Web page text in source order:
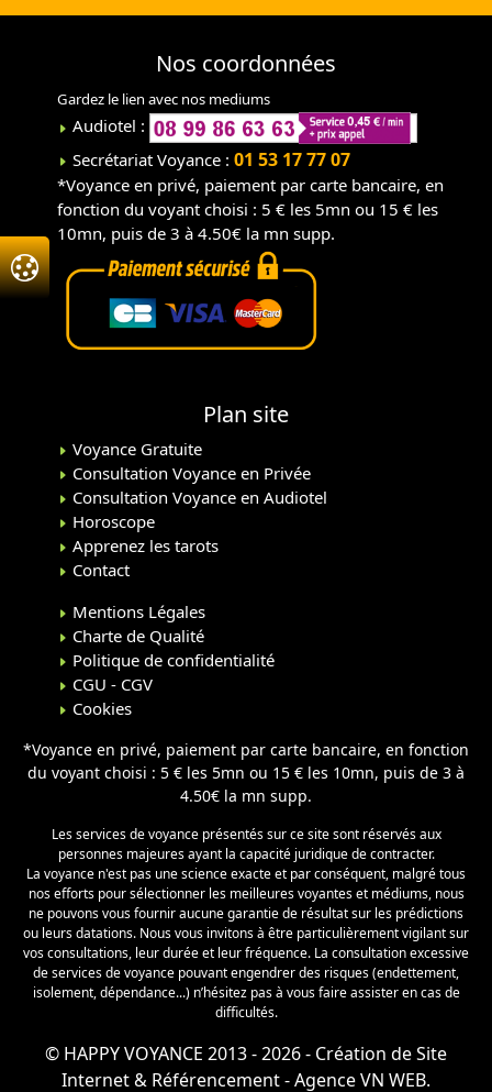
Nos coordonnées
Gardez le lien avec nos mediums
Audiotel :
Secrétariat Voyance : 01 53 17 77 07
*Voyance en privé, paiement par carte bancaire, en
fonction du voyant choisi : 5 € les 5mn ou 15 € les
10mn, puis de 3 à 4.50€ la mn supp.
Plan site
Voyance Gratuite
Consultation Voyance en Privée
Consultation Voyance en Audiotel
Horoscope
Apprenez les tarots
Contact
Mentions Légales
Charte de Qualité
Politique de confidentialité
CGU - CGV
Cookies
*Voyance en privé, paiement par carte bancaire, en fonction
du voyant choisi : 5 € les 5mn ou 15 € les 10mn, puis de 3 à
4.50€ la mn supp.
Les services de voyance présentés sur ce site sont réservés aux
personnes majeures ayant la capacité juridique de contracter.
La voyance n'est pas une science exacte et par conséquent, malgré tous
nos efforts pour sélectionner les meilleures voyantes et médiums, nous
ne pouvons vous fournir aucune garantie de résultat sur les prédictions
ou leurs datations. Nous vous invitons à être particulièrement vigilant sur
vos consultations, leur durée et leur fréquence. La consultation excessive
de services de voyance pouvant engendrer des risques (endettement,
isolement, dépendance...) n’hésitez pas à vous faire assister en cas de
difficultés.
© HAPPY VOYANCE 2013 - 2026 - Création de Site
Internet& Référencement- Agence VN WEB.